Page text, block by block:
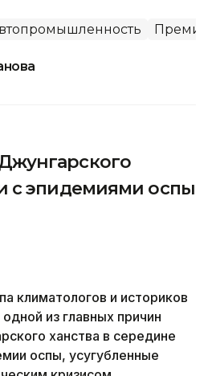
с эпидемиями оспы
климатологов и историков
из главных причин
ханства в середине
оспы, усугубленные